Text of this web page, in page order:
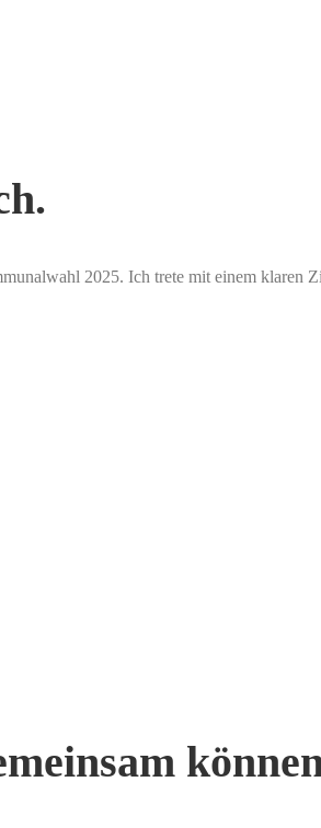
2025. Ich trete mit einem klaren